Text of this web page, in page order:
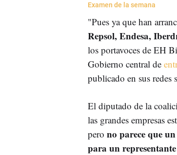
Examen de la semana
"Pues ya que han
Repsol, Endesa,
los portavoces de EH
Gobierno central de
publicado en sus redes
El diputado de la
las grandes empresas
pero no parece que
para un